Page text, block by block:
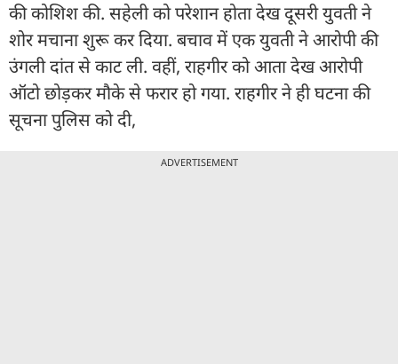
की कोशिश की. सहेली को परेशान होता देख दूसरी युवती ने
शोर मचाना शुरू कर दिया. बचाव में एक युवती ने आरोपी की
उंगली दांत से काट ली. वहीं, राहगीर को आता देख आरोपी
ऑटो छोड़कर मौके से फरार हो गया. राहगीर ने ही घटना की
सूचना पुलिस को दी,
ADVERTISEMENT